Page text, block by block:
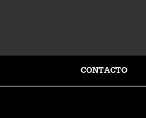
CONTACTO